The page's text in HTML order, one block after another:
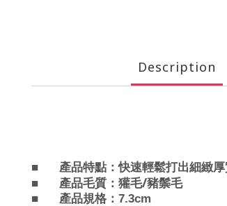
Description
■ 產品特點：快速輕鬆打出細緻
■ 產品毛質： 獾毛/豬鬃毛
■ 產品規格：7.3cm